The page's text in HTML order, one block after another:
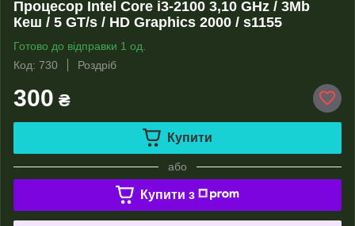
Процесор Intel Core i3-2100 3,10 GHz / 3Mb
Кеш / 5 GT/s / HD Graphics 2000 / s1155
Готово до відправки 1 од.
Код: 730
Роздріб
300 ₴
Купити
або
Купити з